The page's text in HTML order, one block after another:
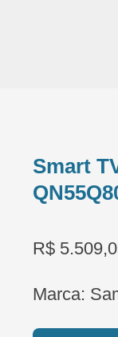
Smart
R$
Marca: